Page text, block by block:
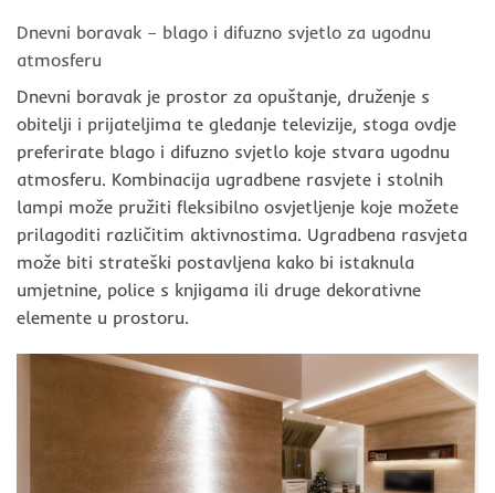
Dnevni boravak – blago i difuzno svjetlo za ugodnu
atmosferu
Dnevni boravak je prostor za opuštanje, druženje s
obitelji i prijateljima te gledanje televizije, stoga ovdje
preferirate blago i difuzno svjetlo koje stvara ugodnu
atmosferu. Kombinacija ugradbene rasvjete i stolnih
lampi može pružiti fleksibilno osvjetljenje koje možete
prilagoditi različitim aktivnostima. Ugradbena rasvjeta
može biti strateški postavljena kako bi istaknula
umjetnine, police s knjigama ili druge dekorativne
elemente u prostoru.